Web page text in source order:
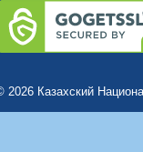
2026 Казахский